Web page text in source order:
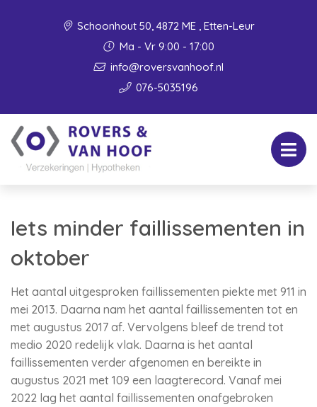
Schoonhout 50, 4872 ME , Etten-Leur
Ma - Vr 9:00 - 17:00
info@roversvanhoof.nl
076-5035196
Iets minder faillissementen in
oktober
Het aantal uitgesproken faillissementen piekte met 911 in
mei 2013. Daarna nam het aantal faillissementen tot en
met augustus 2017 af. Vervolgens bleef de trend tot
medio 2020 redelijk vlak. Daarna is het aantal
faillissementen verder afgenomen en bereikte in
augustus 2021 met 109 een laagterecord. Vanaf mei
2022 lag het aantal faillissementen onafgebroken